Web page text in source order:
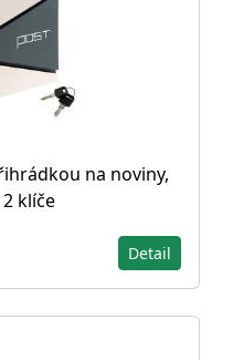
na noviny,
klíče
Detail